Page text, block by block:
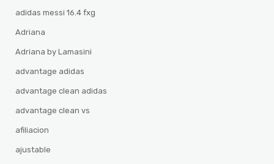
adidas messi 16.4 fxg
Adriana
Adriana by Lamasini
advantage adidas
advantage clean adidas
advantage clean vs
afiliacion
ajustable